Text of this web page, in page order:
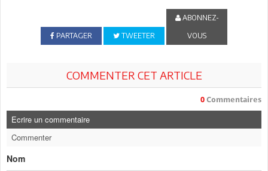
PARTAGER TWEETER
ABONNEZ-
VOUS
COMMENTER CET ARTICLE
0 Commentaires
Ecrire un commentaire
Commenter
Nom